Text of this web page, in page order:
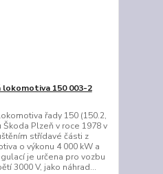
lokomotiva 150 003-2
řady 150 (150.2,
Plzeň v roce 1978 v
střídavé části z
o výkonu 4 000 kW a
je určena pro vozbu
3000 V, jako náhrad...